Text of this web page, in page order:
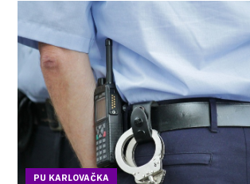
PU KARLOVAČKA